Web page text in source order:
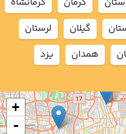
+
-
گيلان
لرستان
همدان يزد